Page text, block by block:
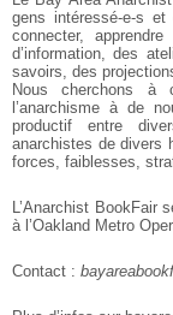
gens intéressé-e-s
connecter,
d’information, des
savoirs, des
Nous cherchons à
l’anarchisme à de
productif entre
anarchistes de divers
forces, faiblesses,
L’Anarchist BookFair
à l’Oakland Metro
Contact :